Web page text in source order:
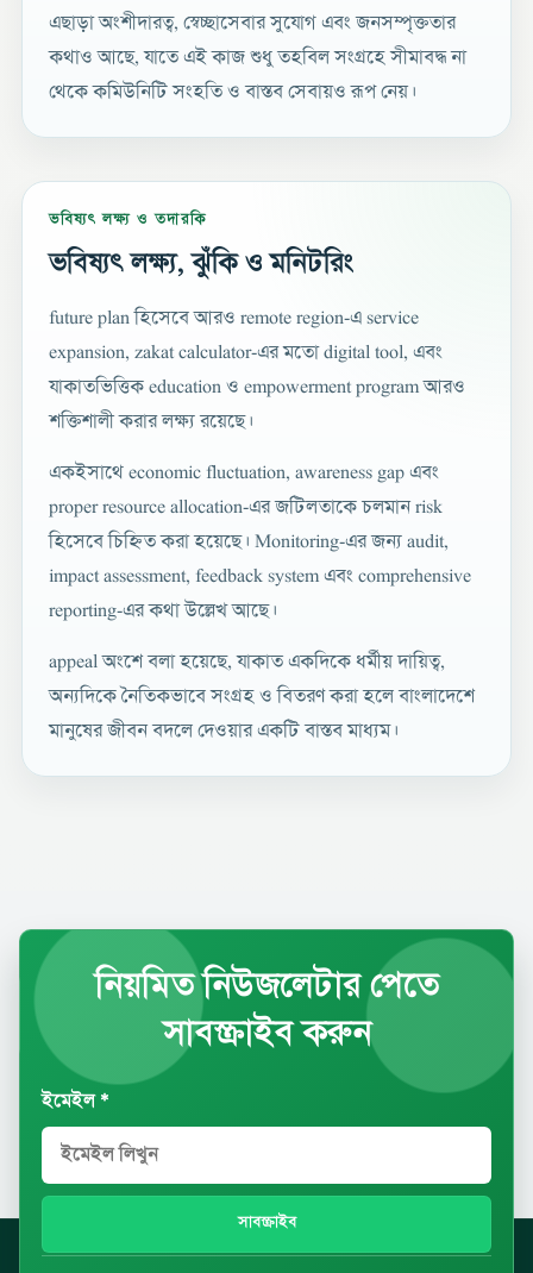
এছাড়া অংশীদারত্ব, স্বেচ্ছাসেবার সুযোগ এবং জনসম্পৃক্ততার
কথাও আছে, যাতে এই কাজ শুধু তহবিল সংগ্রহে সীমাবদ্ধ না
থেকে কমিউনিটি সংহতি ও বাস্তব সেবায়ও রূপ নেয়।
ভবিষ্যৎ লক্ষ্য ও তদারকি
ভবিষ্যৎ লক্ষ্য, ঝুঁকি ও মনিটরিং
future plan হিসেবে আরও remote region-এ service
expansion, zakat calculator-এর মতো digital tool, এবং
যাকাতভিত্তিক education ও empowerment program আরও
শক্তিশালী করার লক্ষ্য রয়েছে।
একইসাথে economic fluctuation, awareness gap এবং
proper resource allocation-এর জটিলতাকে চলমান risk
হিসেবে চিহ্নিত করা হয়েছে। Monitoring-এর জন্য audit,
impact assessment, feedback system এবং comprehensive
reporting-এর কথা উল্লেখ আছে।
appeal অংশে বলা হয়েছে, যাকাত একদিকে ধর্মীয় দায়িত্ব,
অন্যদিকে নৈতিকভাবে সংগ্রহ ও বিতরণ করা হলে বাংলাদেশে
মানুষের জীবন বদলে দেওয়ার একটি বাস্তব মাধ্যম।
নিয়মিত নিউজলেটার পেতে
সাবস্ক্রাইব করুন
ইমেইল *
সাবস্ক্রাইব